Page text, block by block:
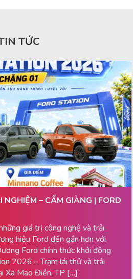
TỨC
– CẨM GIÀNG | FORD
giá trị công nghệ và trải
hiệu Ford đến gần hơn với
Ford chính thức khởi động
2026 – Trạm lái thử và trải
Xã Mao Điền, TP […]